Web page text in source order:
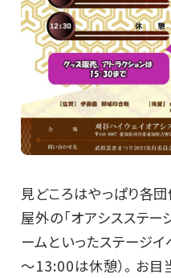
見どころはやっぱり各
屋外の「オアシスステー
ームといったステージ
～13:00は休憩）。 お